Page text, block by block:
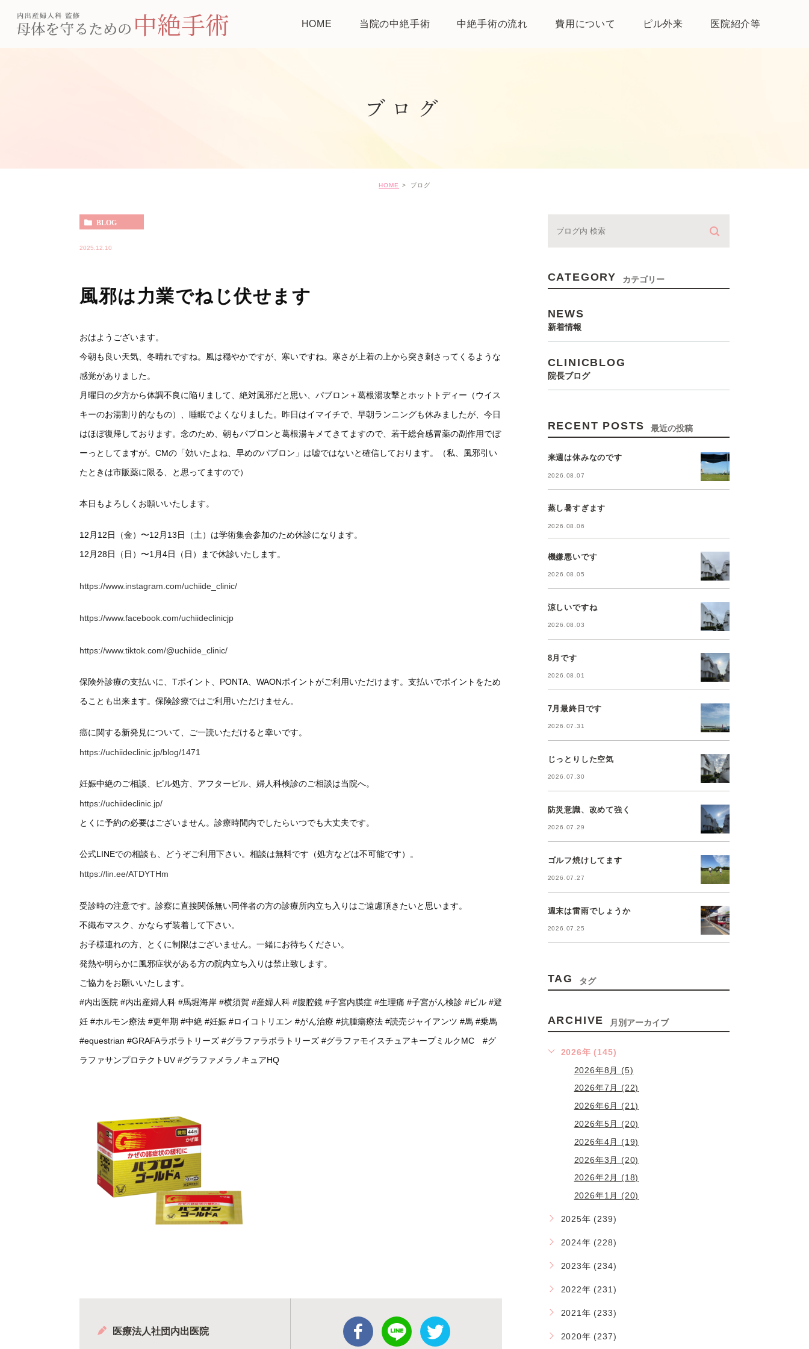
HOME 当院の中絶手術 中絶手術の流れ 費用について ピル外来 医院紹介等
ブログ
HOME ブログ
BLOG
2025.12.10
風邪は力業でねじ伏せます
おはようございます。
今朝も良い天気、冬晴れですね。風は穏やかですが、寒いですね。寒さが上着の上から突き刺さってくるような
感覚がありました。
月曜日の夕方から体調不良に陥りまして、絶対風邪だと思い、パブロン＋葛根湯攻撃とホットトディー（ウイス
キーのお湯割り的なもの）、睡眠でよくなりました。昨日はイマイチで、早朝ランニングも休みましたが、今日
はほぼ復帰しております。念のため、朝もパブロンと葛根湯キメてきてますので、若干総合感冒薬の副作用でぼ
ーっとしてますが。CMの「効いたよね、早めのパブロン」は嘘ではないと確信しております。（私、風邪引い
たときは市販薬に限る、と思ってますので）
本日もよろしくお願いいたします。
12月12日（金）〜12月13日（土）は学術集会参加のため休診になります。
12月28日（日）〜1月4日（日）まで休診いたします。
https://www.instagram.com/uchiide_clinic/
https://www.facebook.com/uchiideclinicjp
https://www.tiktok.com/@uchiide_clinic/
保険外診療の支払いに、Tポイント、PONTA、WAONポイントがご利用いただけます。支払いでポイントをため
ることも出来ます。保険診療ではご利用いただけません。
癌に関する新発見について、ご一読いただけると幸いです。
https://uchiideclinic.jp/blog/1471
妊娠中絶のご相談、ピル処方、アフターピル、婦人科検診のご相談は当院へ。
https://uchiideclinic.jp/
とくに予約の必要はございません。診療時間内でしたらいつでも大丈夫です。
公式LINEでの相談も、どうぞご利用下さい。相談は無料です（処方などは不可能です）。
https://lin.ee/ATDYTHm
受診時の注意です。診察に直接関係無い同伴者の方の診療所内立ち入りはご遠慮頂きたいと思います。
不織布マスク、かならず装着して下さい。
お子様連れの方、とくに制限はございません。一緒にお待ちください。
発熱や明らかに風邪症状がある方の院内立ち入りは禁止致します。
ご協力をお願いいたします。
#内出医院 #内出産婦人科 #馬堀海岸 #横須賀 #産婦人科 #腹腔鏡 #子宮内膜症 #生理痛 #子宮がん検診 #ピル #避
妊 #ホルモン療法 #更年期 #中絶 #妊娠 #ロイコトリエン #がん治療 #抗腫瘍療法 #読売ジャイアンツ #馬 #乗馬
#equestrian #GRAFAラボラトリーズ #グラファラボラトリーズ #グラファモイスチュアキープミルクMC
#グ
ラファサンプロテクトUV #グラファメラノキュアHQ
医療法人社団内出医院
CATEGORY カテゴリー
NEWS
新着情報
CLINICBLOG
院長ブログ
RECENT POSTS 最近の投稿
来週は休みなのです
2026.08.07
蒸し暑すぎます
2026.08.06
機嫌悪いです
2026.08.05
涼しいですね
2026.08.03
8月です
2026.08.01
7月最終日です
2026.07.31
じっとりした空気
2026.07.30
防災意識、改めて強く
2026.07.29
ゴルフ焼けしてます
2026.07.27
週末は雷雨でしょうか
2026.07.25
TAG タグ
ARCHIVE 月別アーカイブ
2026年 (145)
2026年8月 (5)
2026年7月 (22)
2026年6月 (21)
2026年5月 (20)
2026年4月 (19)
2026年3月 (20)
2026年2月 (18)
2026年1月 (20)
2025年 (239)
2024年 (228)
2023年 (234)
2022年 (231)
2021年 (233)
2020年 (237)